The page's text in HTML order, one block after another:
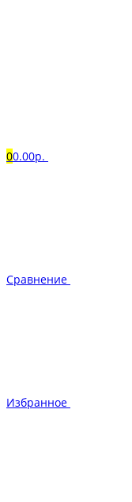
00.00р.
Сравнение
Избранное